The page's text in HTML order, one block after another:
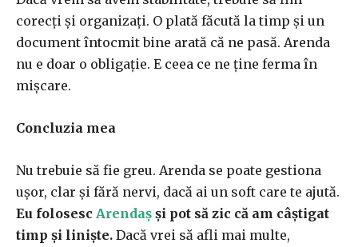
corecți și organizați. O plată făcută la timp și un
document întocmit bine arată că ne pasă. Arenda
nu e doar o obligație. E ceea ce ne ține ferma în
mișcare.
Concluzia mea
Nu trebuie să fie greu. Arenda se poate gestiona
ușor, clar și fără nervi, dacă ai un soft care te ajută.
Eu folosesc Arendaș și pot să zic că am câștigat
timp și liniște. Dacă vrei să afli mai multe,